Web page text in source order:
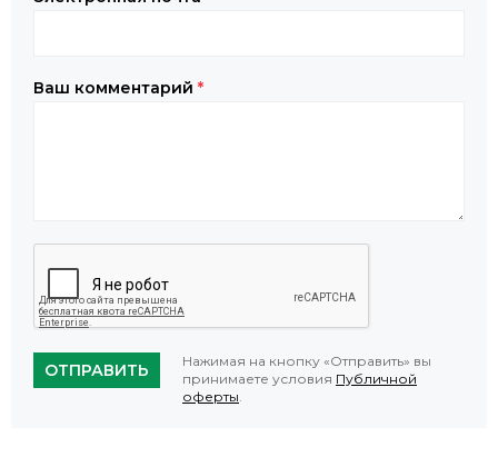
Ваш комментарий *
ОТПРАВИТЬ
Нажимая на кнопку «Отправить» вы
принимаете условия Публичной
оферты